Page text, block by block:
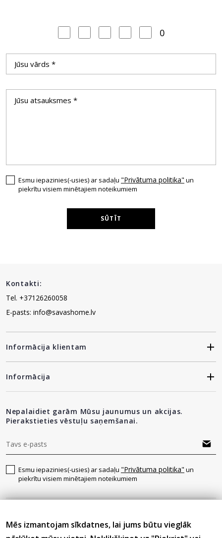
0
Esmu iepazinies(-usies) ar sadaļu "Privātuma politika" un
piekrītu visiem minētajiem noteikumiem
SŪTĪT
Kontakti:
Tel. +37126260058
E-pasts: info@savashome.lv
Informācija klientam
Informācija
Nepalaidiet garām Mūsu jaunumus un akcijas.
Pierakstieties vēstuļu saņemšanai.
Esmu iepazinies(-usies) ar sadaļu "Privātuma politika" un
piekrītu visiem minētajiem noteikumiem
Mēs izmantojam sīkdatnes, lai jums būtu vieglāk